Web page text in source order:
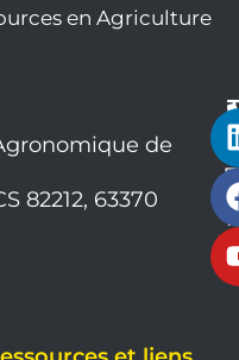
en Agriculture
de
82212, 63370